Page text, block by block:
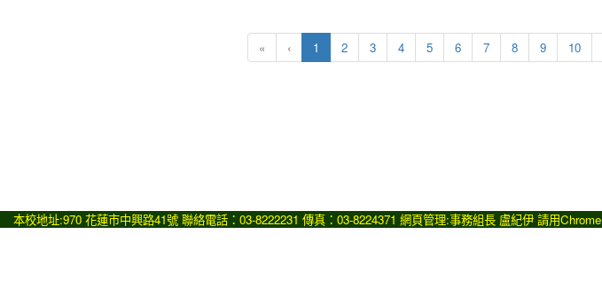
« ‹ 1 (目前頁次)
2 3 4 5 6 7 8 9 10
本校地址:970 花蓮市中興路41號 聯絡電話：03-8222231 傳真：03-8224371 網頁管理:事務組長 盧紀伊 請用Chrome